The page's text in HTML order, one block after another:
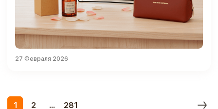
27 Февраля 2026
1 2 ... 281